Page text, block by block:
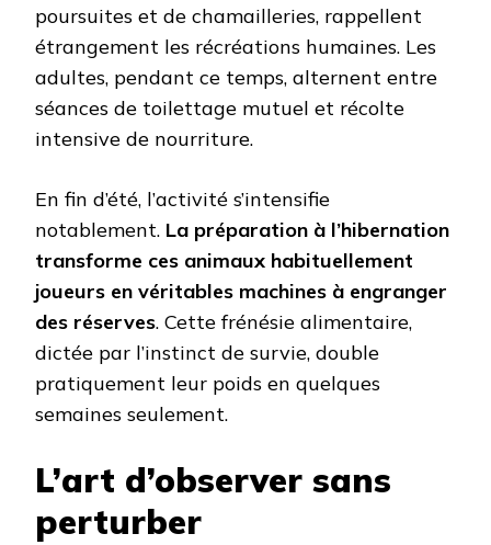
poursuites et de chamailleries, rappellent
étrangement les récréations humaines. Les
adultes, pendant ce temps, alternent entre
séances de toilettage mutuel et récolte
intensive de nourriture.
En fin d’été, l’activité s’intensifie
notablement. La préparation à l’hibernation
transforme ces animaux habituellement
joueurs en véritables machines à engranger
des réserves. Cette frénésie alimentaire,
dictée par l’instinct de survie, double
pratiquement leur poids en quelques
semaines seulement.
L’art d’observer sans
perturber